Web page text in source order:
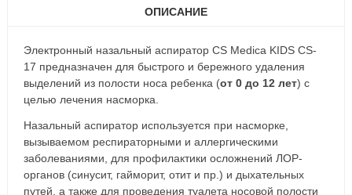
ОПИСАНИЕ
Электронный назальный аспиратор CS Medica KIDS CS-
17 предназначен для быстрого и бережного удаления
выделений из полости носа ребенка (от 0 до 12 лет) с
целью лечения насморка.
Назальный аспиратор используется при насморке,
вызываемом респираторными и аллергическими
заболеваниями, для профилактики осложнений ЛОР-
органов (синусит, гайморит, отит и пр.) и дыхательных
путей, а также для проведения туалета носовой полости